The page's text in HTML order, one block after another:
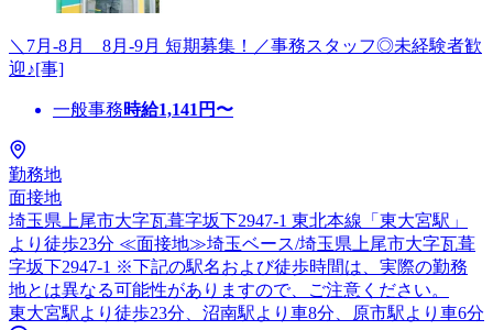
＼7月-8月 8月-9月 短期募集！／事務スタッフ◎未経験者歓
迎♪[事]
一般事務時給1,141 円〜
勤務地
面接地
埼玉県上尾市大字瓦葺字坂下2947-1 東北本線「東大宮駅」
より徒歩23分 ≪面接地≫埼玉ベース/埼玉県上尾市大字瓦葺
字坂下2947-1 ※下記の駅名および徒歩時間は、実際の勤務
地とは異なる可能性がありますので、ご注意ください。
東大宮駅より徒歩23分、沼南駅より車8分、原市駅より車6分